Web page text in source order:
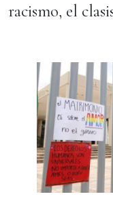
racismo, el